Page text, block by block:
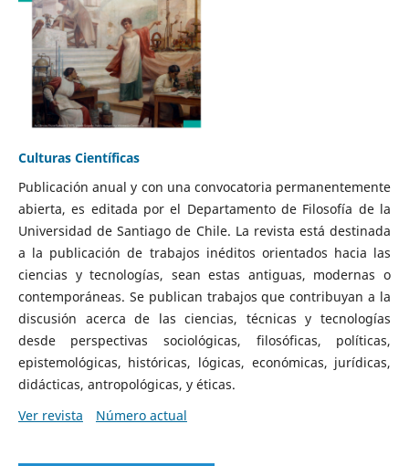
Culturas Científicas
Publicación anual y con una convocatoria permanentemente
abierta, es editada por el Departamento de Filosofía de la
Universidad de Santiago de Chile. La revista está destinada
a la publicación de trabajos inéditos orientados hacia las
ciencias y tecnologías, sean estas antiguas, modernas o
contemporáneas. Se publican trabajos que contribuyan a la
discusión acerca de las ciencias, técnicas y tecnologías
desde perspectivas sociológicas, filosóficas, políticas,
epistemológicas, históricas, lógicas, económicas, jurídicas,
didácticas, antropológicas, y éticas.
Ver revista
Número actual